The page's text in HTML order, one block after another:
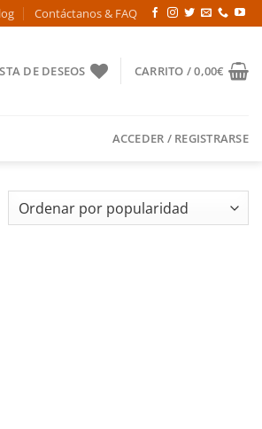
Contáctanos & FAQ
DE DESEOS CARRITO /0,00€
ACCEDER / REGISTRARSE